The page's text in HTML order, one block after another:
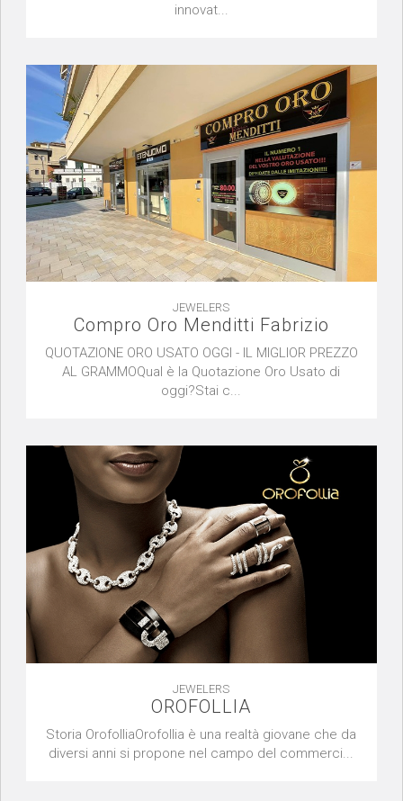
innovat...
JEWELERS
Compro Oro Menditti Fabrizio
QUOTAZIONE ORO USATO OGGI - IL MIGLIOR PREZZO
AL GRAMMOQual è la Quotazione Oro Usato di
oggi?Stai c...
JEWELERS
OROFOLLIA
Storia OrofolliaOrofollia è una realtà giovane che da
diversi anni si propone nel campo del commerci...